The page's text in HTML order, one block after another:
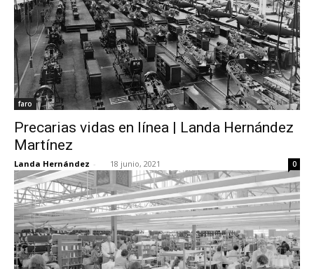
faro
Precarias vidas en línea | Landa Hernández
Martínez
Landa Hernández - 18 junio, 2021 0